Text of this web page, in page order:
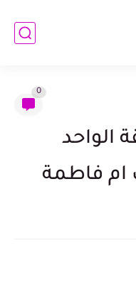
0
الواحد